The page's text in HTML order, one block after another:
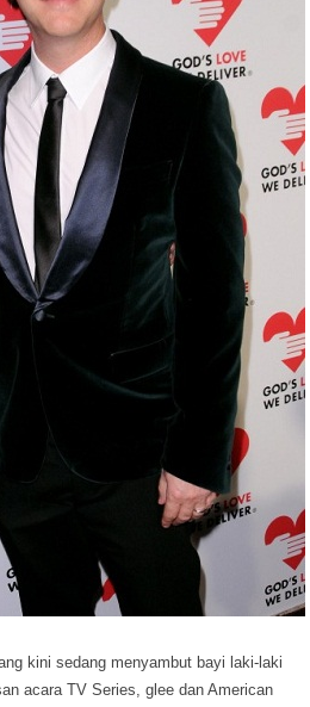
kini sedang menyambut bayi laki-laki
acara TV Series, glee dan American